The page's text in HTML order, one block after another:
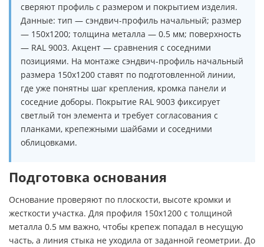
сверяют профиль с размером и покрытием изделия.
Данные: тип — сэндвич-профиль начальный; размер
— 150х1200; толщина металла — 0.5 мм; поверхность
— RAL 9003. Акцент — сравнения с соседними
позициями. На монтаже сэндвич-профиль начальный
размера 150х1200 ставят по подготовленной линии,
где уже понятны шаг крепления, кромка панели и
соседние доборы. Покрытие RAL 9003 фиксирует
светлый тон элемента и требует согласования с
планками, крепежными шайбами и соседними
облицовками.
Подготовка основания
Основание проверяют по плоскости, высоте кромки и
жесткости участка. Для профиля 150х1200 с толщиной
металла 0.5 мм важно, чтобы крепеж попадал в несущую
часть, а линия стыка не уходила от заданной геометрии. До